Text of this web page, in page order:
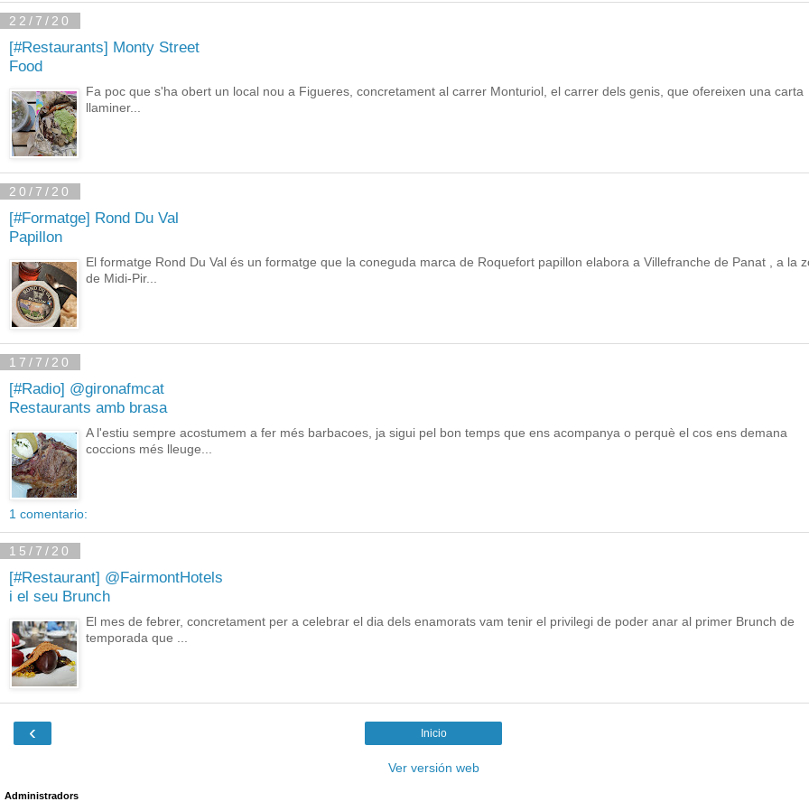
22/7/20
[#Restaurants] Monty Street
Food
Fa poc que s'ha obert un local nou a Figueres, concretament al carrer Monturiol, el carrer dels genis, que ofereixen una carta
llaminer...
20/7/20
[#Formatge] Rond Du Val
Papillon
El formatge Rond Du Val és un formatge que la coneguda marca de Roquefort papillon elabora a Villefranche de Panat , a la
de Midi-Pir...
17/7/20
[#Radio] @gironafmcat
Restaurants amb brasa
A l'estiu sempre acostumem a fer més barbacoes, ja sigui pel bon temps que ens acompanya o perquè el cos ens demana
coccions més lleuge...
1 comentario:
15/7/20
[#Restaurant] @FairmontHotels
i el seu Brunch
El mes de febrer, concretament per a celebrar el dia dels enamorats vam tenir el privilegi de poder anar al primer Brunch de
temporada que ...
‹ Inicio
Ver versión web
Administradors